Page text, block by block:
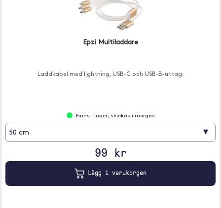
Epzi Multiladdare
Laddkabel med lightning, USB-C och USB-B-uttag.
Finns i lager, skickas i morgon
50 cm ▾
99 kr
Lägg i varukorgen